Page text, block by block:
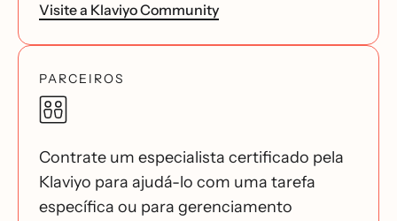
Visite a Klaviyo Community
PARCEIROS
Contrate um especialista certificado pela
Klaviyo para ajudá-lo com uma tarefa
específica ou para gerenciamento